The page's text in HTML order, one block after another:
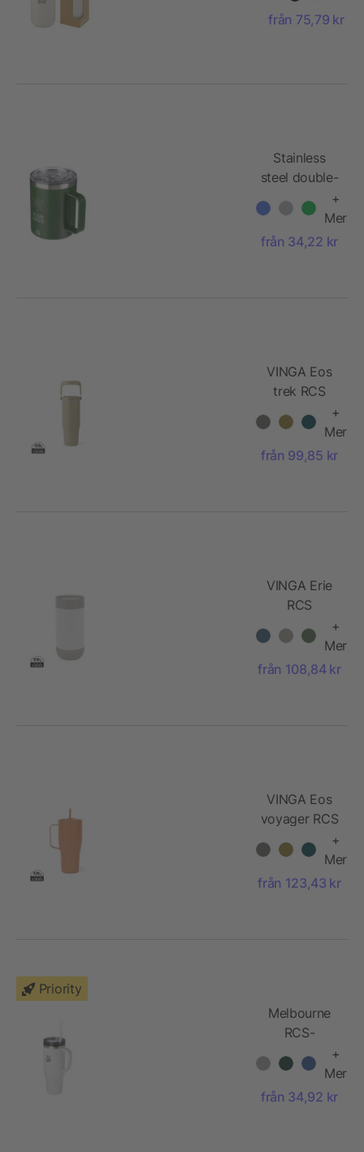
med lock i
från 75,79 kr
Stainless
steel double-
walled mug
(300 ml)
Renate
+
Mer
från 34,22 kr
VINGA Eos
trek RCS
stål 880 ML
+
Mer
från 99,85 kr
VINGA Erie
RCS
stål push
mugg 350
+
Mer
från 108,84 kr
VINGA Eos
voyager RCS
stål 800 ML
+
Mer
från 123,43 kr
Priority
Melbourne
RCS-
mugg med
sugrör, 1 200
+
Mer
från 34,92 kr